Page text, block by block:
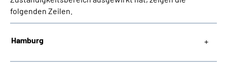
Leichte Sprache
Suche
folgenden Zeilen.
Hamburg